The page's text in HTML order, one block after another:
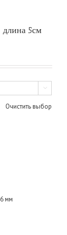
5см

Очистить выбор
мм